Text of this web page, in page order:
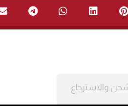
والاسترجاع